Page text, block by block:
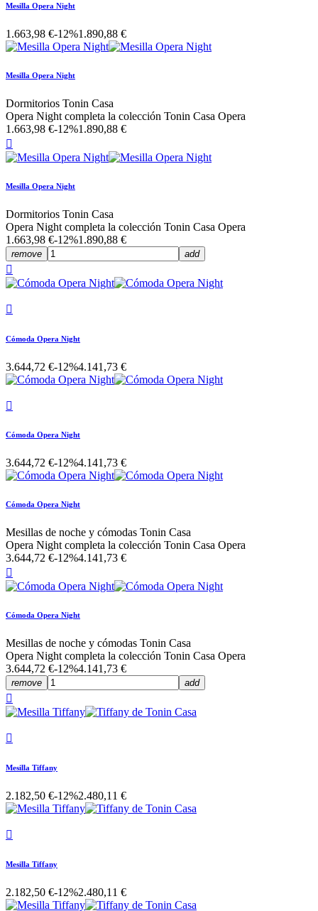
Mesilla Opera Night
1.663,98 €-12%1.890,88 €
Mesilla Opera Night
Dormitorios Tonin Casa
Opera Night completa la colección Tonin Casa Opera
1.663,98 €-12%1.890,88 €

Mesilla Opera Night
Dormitorios Tonin Casa
Opera Night completa la colección Tonin Casa Opera
1.663,98 €-12%1.890,88 €
remove add


Cómoda Opera Night
3.644,72 €-12%4.141,73 €

Cómoda Opera Night
3.644,72 €-12%4.141,73 €
Cómoda Opera Night
Mesillas de noche y cómodas Tonin Casa
Opera Night completa la colección Tonin Casa Opera
3.644,72 €-12%4.141,73 €

Cómoda Opera Night
Mesillas de noche y cómodas Tonin Casa
Opera Night completa la colección Tonin Casa Opera
3.644,72 €-12%4.141,73 €
remove add


Mesilla Tiffany
2.182,50 €-12%2.480,11 €

Mesilla Tiffany
2.182,50 €-12%2.480,11 €